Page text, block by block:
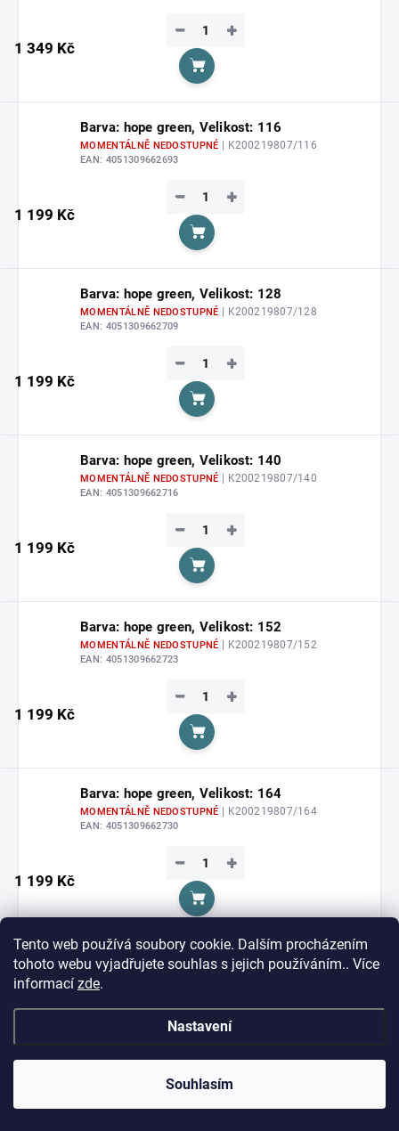
Tento web používá soubory cookie. Dalším procházením
tohoto webu vyjadřujete souhlas s jejich používáním.. Více
informací zde.
Nastavení
Souhlasím
1 349 Kč
+
−
Do košíku
Barva: hope green, Velikost: 116
MOMENTÁLNĚ NEDOSTUPNÉ | K200219807/116
EAN: 4051309662693
1 199 Kč
+
−
Do košíku
Barva: hope green, Velikost: 128
MOMENTÁLNĚ NEDOSTUPNÉ | K200219807/128
EAN: 4051309662709
1 199 Kč
+
−
Do košíku
Barva: hope green, Velikost: 140
MOMENTÁLNĚ NEDOSTUPNÉ | K200219807/140
EAN: 4051309662716
1 199 Kč
+
−
Do košíku
Barva: hope green, Velikost: 152
MOMENTÁLNĚ NEDOSTUPNÉ | K200219807/152
EAN: 4051309662723
1 199 Kč
+
−
Do košíku
Barva: hope green, Velikost: 164
MOMENTÁLNĚ NEDOSTUPNÉ | K200219807/164
EAN: 4051309662730
1 199 Kč
+
−
Do košíku
Barva: hope green, Velikost: 2XL
MOMENTÁLNĚ NEDOSTUPNÉ
EAN:
1 349 Kč
+
−
Do košíku